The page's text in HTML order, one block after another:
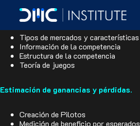
Competitive pricing.
Tipos de mercados y características
Información de la competencia
Estructura de la competencia
Teoría de juegos
Estimación de ganancias y pérdidas.
Creación de Pilotos
Medición de beneficio por esperados